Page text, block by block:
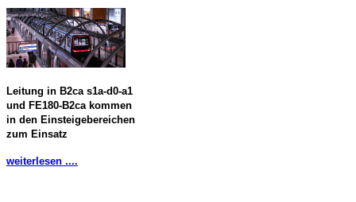
Leitung in B2ca s1a-d0-a1
und FE180-B2ca kommen
in den Einsteigebereichen
zum Einsatz
weiterlesen ....